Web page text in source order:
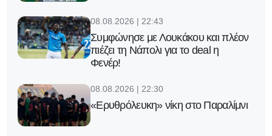
08.08.2026 | 22:43
Συμφώνησε με Λουκάκου και πλέον
πιέζει τη Νάπολι για το deal η
Φενέρ!
08.08.2026 | 22:30
«Ερυθρόλευκη» νίκη στο Παραλίμνι